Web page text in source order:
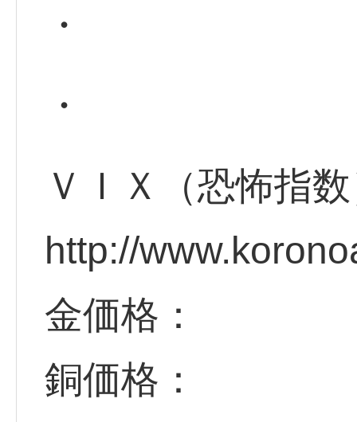
・
・
ＶＩＸ（恐怖指
http://
金価格：
銅価格：